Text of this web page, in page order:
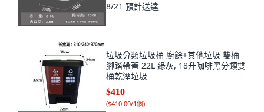
8/21 預計送達
垃圾分類垃圾桶 廚餘+其他垃圾 雙桶
腳踏帶蓋 22L 綠灰, 18升咖啡黑分類雙
桶乾溼垃圾
$410
($410.00/1個)